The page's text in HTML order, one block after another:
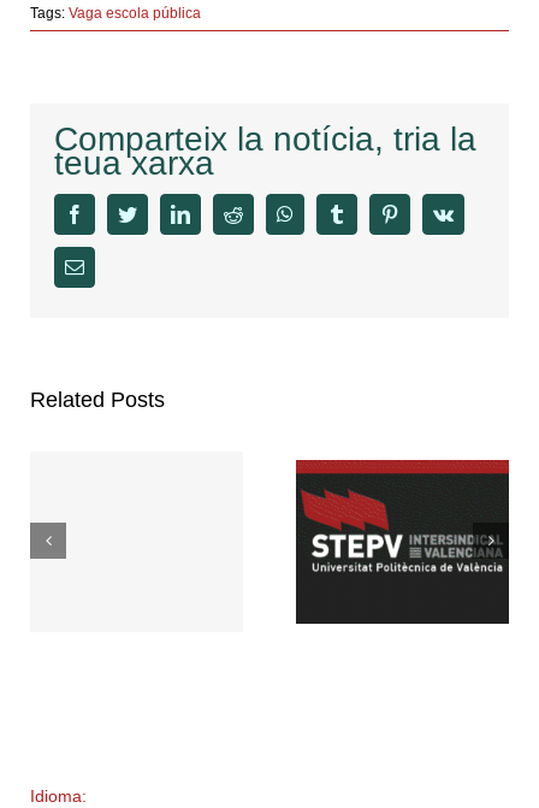
Tags: Vaga escola pública
Comparteix la notícia, tria la
teua xarxa
facebooktwitter linkedinreddit whatsapptumblr pinterestvk
Email
Related Posts
Idioma: